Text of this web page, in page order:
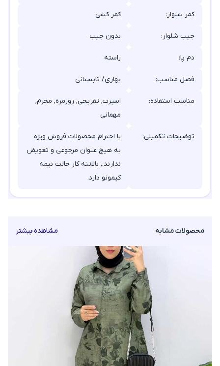
کمر شلوار: کمر کشی
جیب شلوار: بدون جیب
دم پا: راسته
فصل مناسب: بهاری/ تابستانی
مناسب استفاده:
اسپرت, تفریحی, روزمره, محرم,
مهمانی
توضیحات تکمیلی:
با احترام محصولات فروش ویژه
به هیچ عنوان مرجوعی و تعویض
ندارند., بالاتنه کار حالت نیمه
کیمونو دارد.
محصولات مشابه مشاهده بیشتر